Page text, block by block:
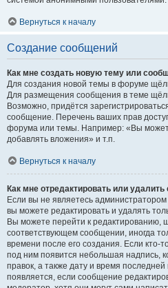
Вернуться к началу
Создание сообщений
Как мне создать новую тему или
Для создания новой темы в форуме
Для размещения сообщения в теме
Возможно, придётся
сообщение. Перечень ваших прав
форума или темы. Например: «Вы
добавлять вложения» и т.п.
Вернуться к началу
Как мне отредактировать или
Если вы не являетесь
вы можете редактировать и удалять
Вы можете перейти к редактированию,
соответствующем сообщении, иногда
времени после его создания. Если кто-
под ним появится небольшая надпись,
правок, а также дату и время
появляется, если сообщение